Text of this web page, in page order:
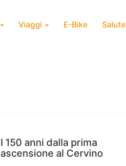
Viaggi E-Bike Salute
I 150 anni dalla prima
ascensione al Cervino